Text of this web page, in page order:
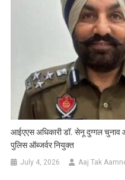
आईएएस अधिकारी डॉ. सेनू दुग्गल चुनाव
पुलिस ऑब्जर्वर नियुक्त
July 4, 2026 Aaj Tak